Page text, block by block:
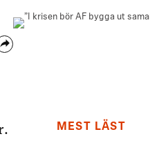
MEST LÄST